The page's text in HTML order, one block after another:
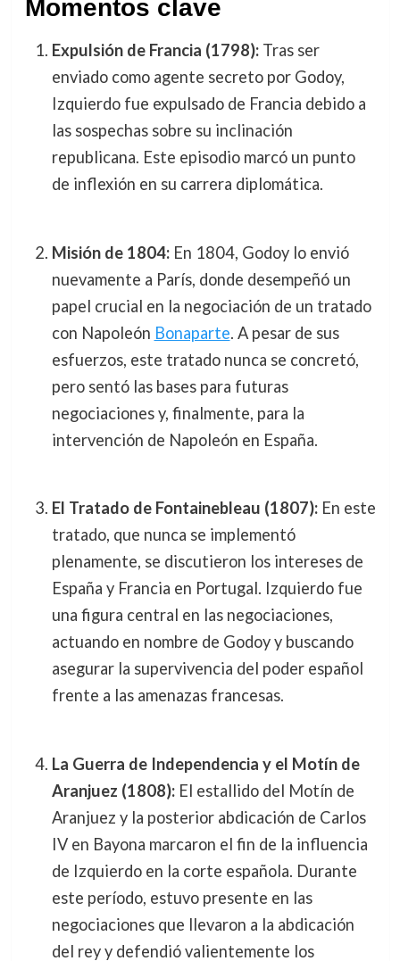
Momentos clave
Expulsión de Francia (1798):Tras ser
enviado como agente secreto por Godoy,
Izquierdo fue expulsado de Francia debido a
las sospechas sobre su inclinación
republicana. Este episodio marcó un punto
de inflexión en su carrera diplomática.
Misión de 1804:En 1804, Godoy lo envió
nuevamente a París, donde desempeñó un
papel crucial en la negociación de un tratado
con Napoleón Bonaparte. A pesar de sus
esfuerzos, este tratado nunca se concretó,
pero sentó las bases para futuras
negociaciones y, finalmente, para la
intervención de Napoleón en España.
El Tratado de Fontainebleau (1807):En este
tratado, que nunca se implementó
plenamente, se discutieron los intereses de
España y Francia en Portugal. Izquierdo fue
una figura central en las negociaciones,
actuando en nombre de Godoy y buscando
asegurar la supervivencia del poder español
frente a las amenazas francesas.
La Guerra de Independencia y el Motín de
Aranjuez (1808):El estallido del Motín de
Aranjuez y la posterior abdicación de Carlos
IV en Bayona marcaron el fin de la influencia
de Izquierdo en la corte española. Durante
este período, estuvo presente en las
negociaciones que llevaron a la abdicación
del rey y defendió valientemente los